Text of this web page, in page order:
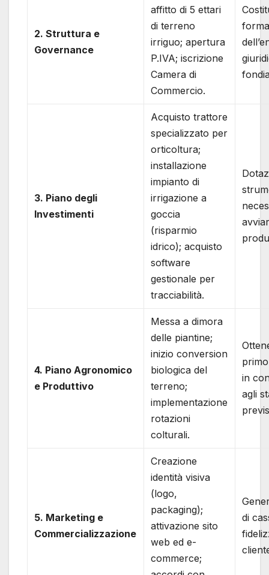
2. Struttura e
Governance
affitto di 5 ettari
di terreno
irriguo; apertura
P.IVA; iscrizione
Camera di
Commercio.
3. Piano degli
Investimenti
Acquisto trattore
specializzato per
orticoltura;
installazione
impianto di
irrigazione a
goccia
(risparmio
idrico); acquisto
software
gestionale per
tracciabilità.
4. Piano Agronomico
e Produttivo
Messa a dimora
delle piantine;
inizio conversion
biologica del
terreno;
implementazione
rotazioni
colturali.
in
agli
5. Marketing e
Commercializzazione
Creazione
identità visiva
(logo,
packaging);
attivazione sito
web ed e-
commerce;
di